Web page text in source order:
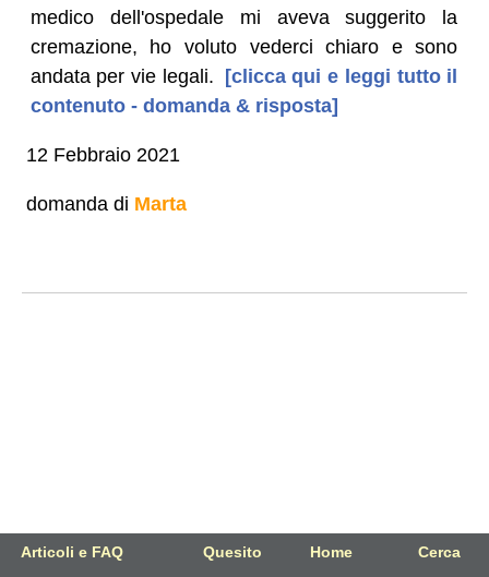
Articoli e FAQ Quesito Home Cerca
medico dell'ospedale mi aveva suggerito la
cremazione, ho voluto vederci chiaro e sono
andata per vie legali. [clicca qui e leggi tutto il
contenuto - domanda & risposta]
12 Febbraio 2021
domanda di Marta